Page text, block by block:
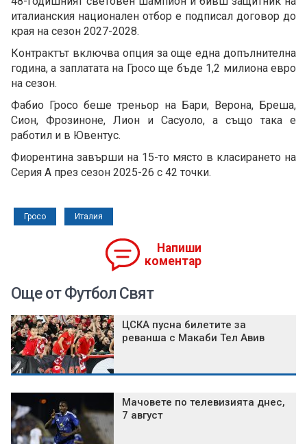
италианския национален отбор е подписал договор до
края на сезон 2027-2028.
Контрактът включва опция за още една допълнителна
година, а заплатата на Гросо ще бъде 1,2 милиона евро
на сезон.
Фабио Гросо беше треньор на Бари, Верона, Бреша,
Сион, Фрозиноне, Лион и Сасуоло, а също така е
работил и в Ювентус.
Фиорентина завърши на 15-то място в класирането на
Серия А през сезон 2025-26 с 42 точки.
Гросо Италия
Напиши
коментар
Още от Футбол Свят
ЦСКА пусна билетите за
реванша с Макаби Тел Авив
Мачовете по телевизията днес,
7 август